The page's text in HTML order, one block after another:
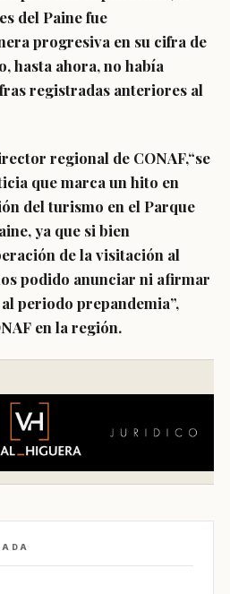
del Paine fue
progresiva en su cifra de
hasta ahora, no había
registradas anteriores al
regional de CONAF,“se
que marca un hito en
del turismo en el Parque
ya que si bien
de la visitación al
podido anunciar ni afirmar
periodo prepandemia”,
en la región.